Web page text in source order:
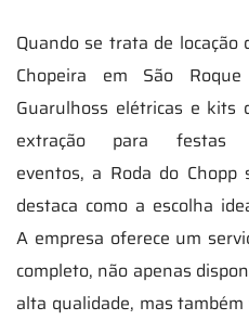
Quando se trata de locação
Chopeira em São
Guarulhoss elétricas e kits
extração para festas
eventos, a Roda do Chopp
destaca como a escolha
A empresa oferece um
completo, não apenas
alta qualidade, mas